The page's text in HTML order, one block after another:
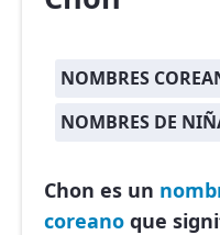
NOMBRES
NOMBRES DE
Chon es un
coreano que